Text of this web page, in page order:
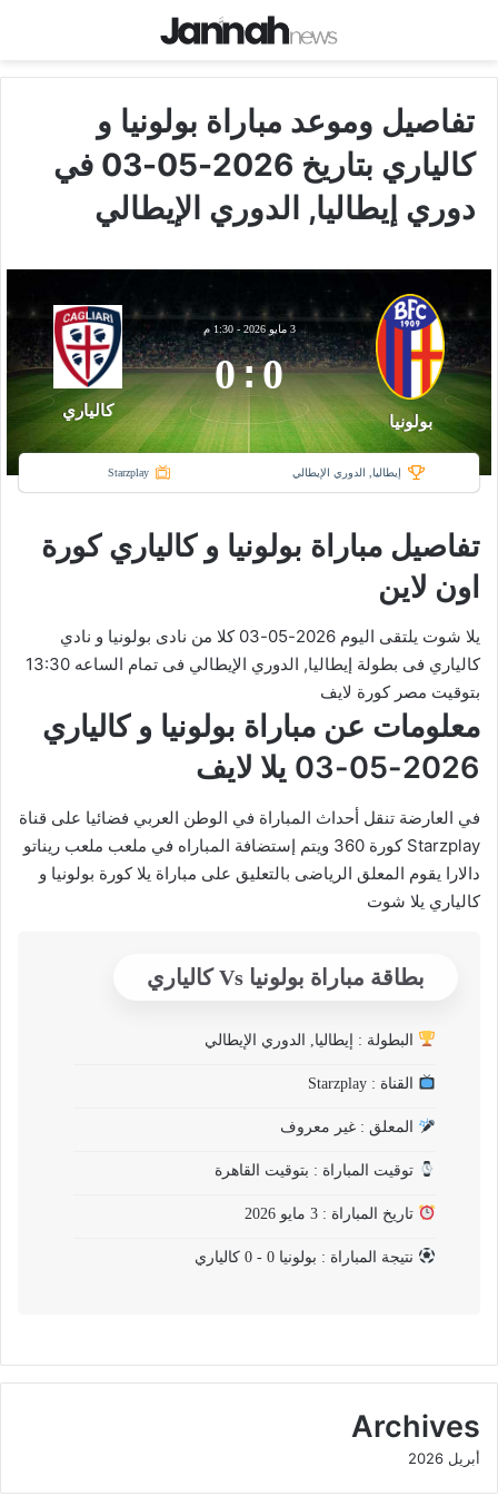
تفاصيل وموعد مباراة بولونيا و
كالياري بتاريخ 2026-05-03 في
دوري إيطاليا, الدوري الإيطالي
بولونيا
3 مايو 2026 -1:30 م
0
:
0
كالياري
إيطاليا, الدوري الإيطالي Starzplay
تفاصيل مباراة بولونيا و كالياري كورة
اون لاين
يلا شوت يلتقى اليوم 2026-05-03 كلا من نادى بولونيا و نادي
كالياري فى بطولة إيطاليا, الدوري الإيطالي فى تمام الساعه 13:30
بتوقيت مصر كورة لايف
معلومات عن مباراة بولونيا و كالياري
2026-05-03 يلا لايف
في العارضة تنقل أحداث المباراة في الوطن العربي فضائيا على قناة
Starzplay كورة 360 ويتم إستضافة المباراه في ملعب ملعب ريناتو
دالارا يقوم المعلق الرياضى بالتعليق على مباراة يلا كورة بولونيا و
كالياري يلا شوت
بطاقة مباراة بولونيا Vs كالياري
البطولة : إيطاليا, الدوري الإيطالي
القناة : Starzplay
المعلق : غير معروف
توقيت المباراة : بتوقيت القاهرة
تاريخ المباراة : 3 مايو 2026
نتيجة المباراة : بولونيا 0 - 0 كالياري
Archives
أبريل 2026